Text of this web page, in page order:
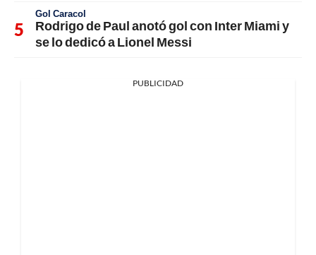
Gol Caracol
Rodrigo de Paul anotó gol con Inter Miami y
se lo dedicó a Lionel Messi
PUBLICIDAD